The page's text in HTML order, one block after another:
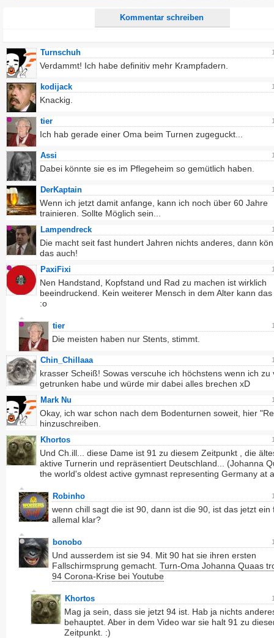
Kommentar schreiben
Turnschuh
Verdammt! Ich habe definitiv mehr Krampfadern.
kodijack
Knackig.
tier
Ich hab gerade einer Oma beim Turnen zugeguckt...
Assi
Dabei könnte sie es im Pflegeheim so gemütlich haben.
DerKaptain
Wenn ich jetzt damit anfange, kann ich noch über 60 Jahre
trainieren. Sollte Möglich sein...
Lampendreck
Die macht seit fast hundert Jahren nichts anderes, dann
das auch!
PaxiFixi
Nen Handstand, Kopfstand und Rad zu machen ist wirklich
beeindruckend. Kein weiterer Mensch in dem Alter kann
:o
tier
Die meisten haben nur Stents, stimmt.
Chin_Chillaaa
krasser Scheiß! Sowas verscuhe ich höchstens wenn ich zu
getrunken habe und würde mir dabei alles brechen xD
Mark Nu
Okay, ich war schon nach dem Bodenturnen soweit, hier
hinzuschreiben.
Khortos
Und Ch.ill... diese Dame ist 91 zu diesem Zeitpunkt , die
aktive Turnerin und repräsentiert Deutschland... (Johanna
the world's oldest active gymnast representing Germany at
Robinho
wenn chill sagt die ist 90, dann ist die 90, ist das jetzt ein
allemal klar?
bonobo
Und ausserdem ist sie 94. Mit 90 hat sie ihren ersten
Fallschirmsprung gemacht. Turn-Oma Johanna Quaas
94 Corona-Krise bei Youtube
Khortos
Mag ja sein, dass sie jetzt 94 ist. Hab ja nichts
behauptet. Aber in dem Video war sie halt 91 zu
Zeitpunkt. :)